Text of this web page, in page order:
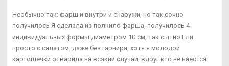
Необычно так: фарш и внутри и снаружи, но так сочно
получилось Я сделала из полкило фарша, получилось 4
индивидуальных формы диаметром 10 см, так сытно Ели
просто с салатом, даже без гарнира, хотя я молодой
картошечки отварила на всякий случай, вдруг кто не наестся